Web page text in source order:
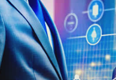
ЖИЛЬЯ